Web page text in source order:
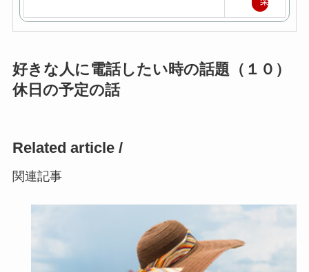
天
購
好きな人に電話したい時の話題（１０）
休日の予定の話
Related article /
関連記事